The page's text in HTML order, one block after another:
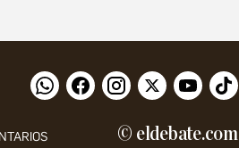
© eldebate.com